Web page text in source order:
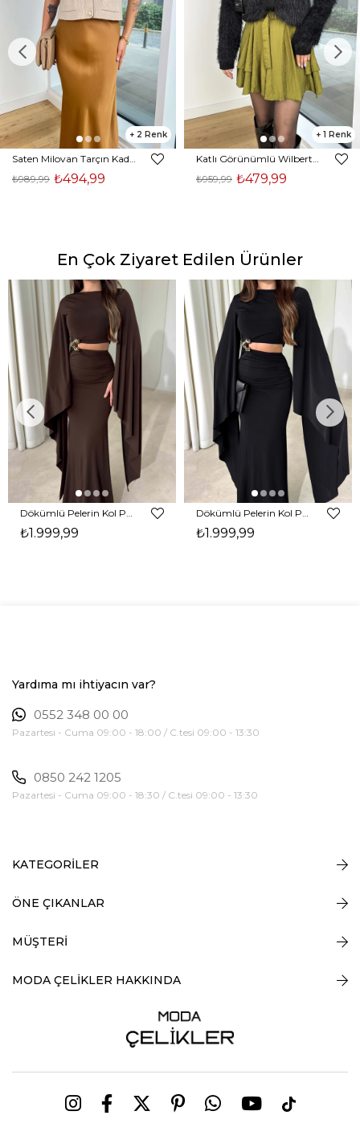
2
₺494,99
₺989,99
1
₺479,99
₺959,99
En Çok Ziyaret Edilen Ürünler
₺1.999,99 ₺1.999,99
Yardıma mı ihtiyacın var?
0552 348 00 00
Pazartesi - Cuma 09:00 - 18:00 / C.tesi 09:00 - 13:30
0850 242 1205
Pazartesi - Cuma 09:00 - 18:30 / C.tesi 09:00 - 13:30
KATEGORİLER
ÖNE ÇIKANLAR
MÜŞTERİ
MODA ÇELİKLER HAKKINDA